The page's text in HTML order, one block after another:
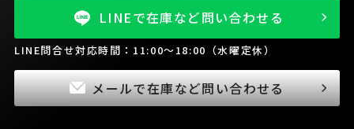
LINEで在庫など問い合わせる
LINE問合せ対応時間：11:00～18:00（水曜定休）
メールで在庫など問い合わせる